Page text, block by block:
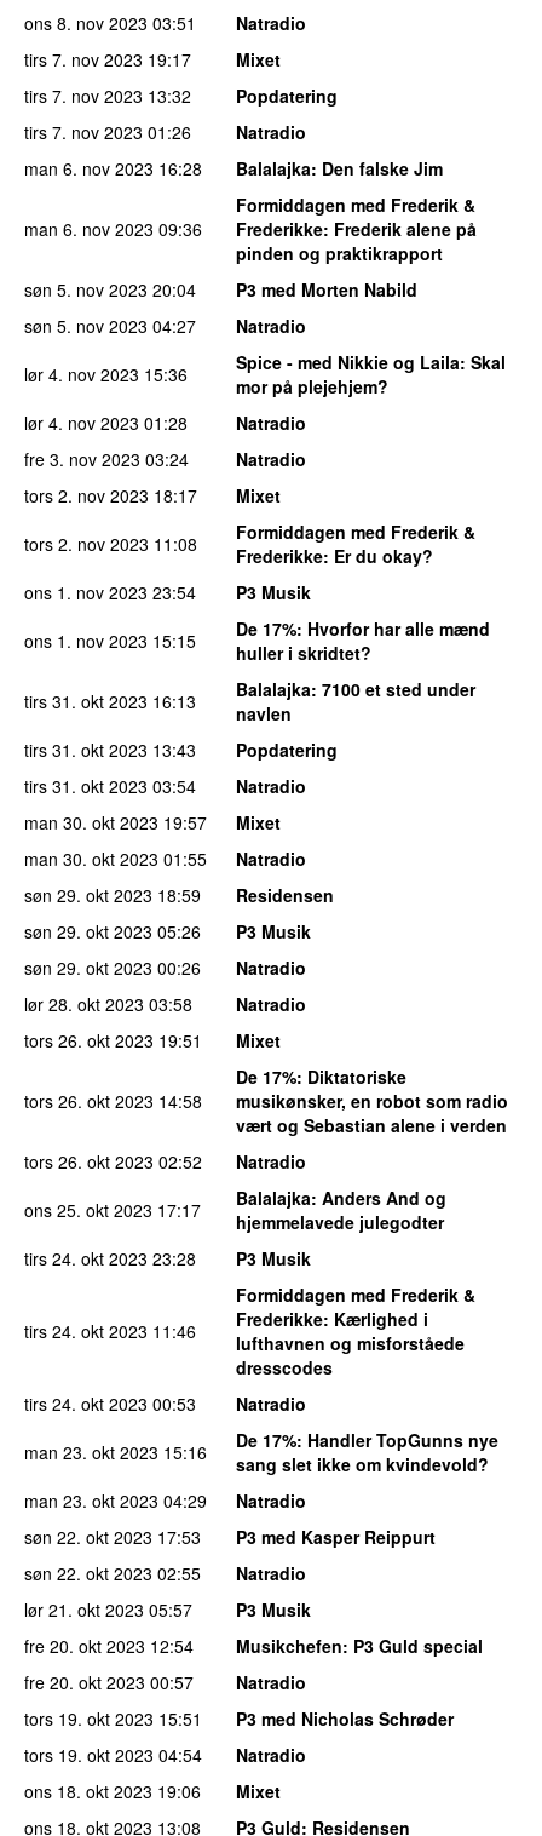
ons 8. nov 2023 03:51
Natradio
tirs 7. nov 2023 19:17
Mixet
tirs 7. nov 2023 13:32
Popdatering
tirs 7. nov 2023 01:26
Natradio
man 6. nov 2023 16:28 Balalajka: Den falske Jim
man 6. nov 2023 09:36
Formiddagen med Frederik &
Frederikke: Frederik alene på
pinden og praktikrapport
søn 5. nov 2023 20:04
P3 med Morten Nabild
søn 5. nov 2023 04:27
Natradio
lør 4. nov 2023 15:36 Spice - med Nikkie og Laila: Skal
mor på plejehjem?
lør 4. nov 2023 01:28
Natradio
fre 3. nov 2023 03:24
Natradio
tors 2. nov 2023 18:17
Mixet
tors 2. nov 2023 11:08
Formiddagen med Frederik &
Frederikke: Er du okay?
ons 1. nov 2023 23:54
P3 Musik
ons 1. nov 2023 15:15 De 17%: Hvorfor har alle mænd
huller i skridtet?
tirs 31. okt 2023 16:13 Balalajka: 7100 et sted under
navlen
tirs 31. okt 2023 13:43
Popdatering
tirs 31. okt 2023 03:54
Natradio
man 30. okt 2023 19:57
Mixet
man 30. okt 2023 01:55
Natradio
søn 29. okt 2023 18:59
Residensen
søn 29. okt 2023 05:26
P3 Musik
søn 29. okt 2023 00:26
Natradio
lør 28. okt 2023 03:58
Natradio
tors 26. okt 2023 19:51 Mixet
tors 26. okt 2023 14:58
De 17%: Diktatoriske
musikønsker, en robot som radio
vært og Sebastian alene i verden
tors 26. okt 2023 02:52
Natradio
ons 25. okt 2023 17:17 Balalajka: Anders And og
hjemmelavede julegodter
tirs 24. okt 2023 23:28 P3 Musik
tirs 24. okt 2023 11:46
Formiddagen med Frederik &
Frederikke: Kærlighed i
lufthavnen og misforståede
dresscodes
tirs 24. okt 2023 00:53
Natradio
man 23. okt 2023 15:16 De 17%: Handler TopGunns nye
sang slet ikke om kvindevold?
man 23. okt 2023 04:29
Natradio
søn 22. okt 2023 17:53
P3 med Kasper Reippurt
søn 22. okt 2023 02:55
Natradio
lør 21. okt 2023 05:57
P3 Musik
fre 20. okt 2023 12:54 Musikchefen: P3 Guld special
fre 20. okt 2023 00:57
Natradio
tors 19. okt 2023 15:51
P3 med Nicholas Schrøder
tors 19. okt 2023 04:54
Natradio
ons 18. okt 2023 19:06
Mixet
ons 18. okt 2023 13:08 P3 Guld: Residensen